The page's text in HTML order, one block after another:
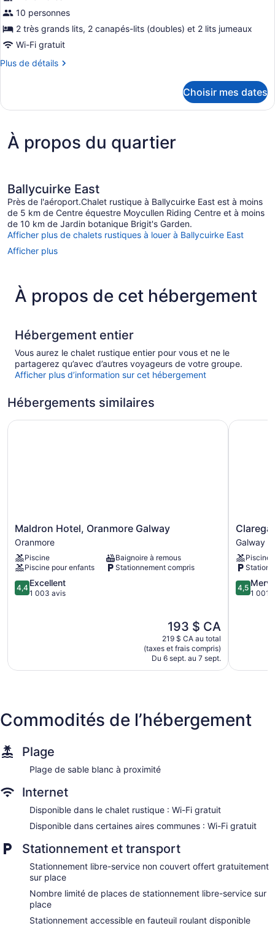
pour
ce
type
chambre :
Superior
Cabin
10 personnes
2 très grands lits, 2 canapés-lits (doubles) et 2 lits jumeaux
Wi-Fi gratuit
Plus de détails
Plus
Two
Family
Cabin
Choisir mes dates
À propos du quartier
Ballycuirke East
Près de l'aéroport.Chalet rustique à Ballycuirke East est à moins
de 5 km de Centre équestre Moycullen Riding Centre et à moins
de 10 km de Jardin botanique Brigit's Garden.
Afficher plus de chalets rustiques à louer à Ballycuirke East
Afficher plus
À propos de cet hébergement
Hébergement entier
Vous aurez le chalet rustique entier pour vous et ne le
partagerez qu’avec d’autres voyageurs de votre groupe.
Afficher plus d’information sur cet hébergement
Hébergements similaires
Maldron
Hotel,
Oranmore
Galway
Oranmore
Maldron Hotel, Oranmore Galway
Oranmore
Piscine
Baignoire à remous
Piscine pour enfants
Stationnement compris
4.4
sur
4,4 Excellent
1 003 avis
Le
prix
est
de
193 $ CA
193 $ CA
219 $ CA au total
(taxes et frais compris)
Du 6 sept. au 7 sept.
Maldron Hotel, Oranmore Galway
Hotel
Galway
Galway
Piscine
4.5
sur
4,5
1 001
Commodités de l’hébergement
Plage
Plage de sable blanc à proximité
Internet
Disponible dans le chalet rustique : Wi-Fi gratuit
Disponible dans certaines aires communes : Wi-Fi gratuit
Stationnement et transport
Stationnement libre-service non couvert offert gratuitement
sur place
Nombre limité de places de stationnement libre-service sur
place
Stationnement accessible en fauteuil roulant disponible